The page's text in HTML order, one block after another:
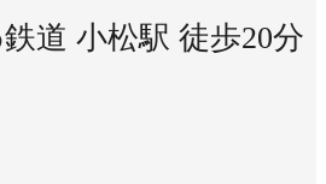
道 小松駅 徒歩20分